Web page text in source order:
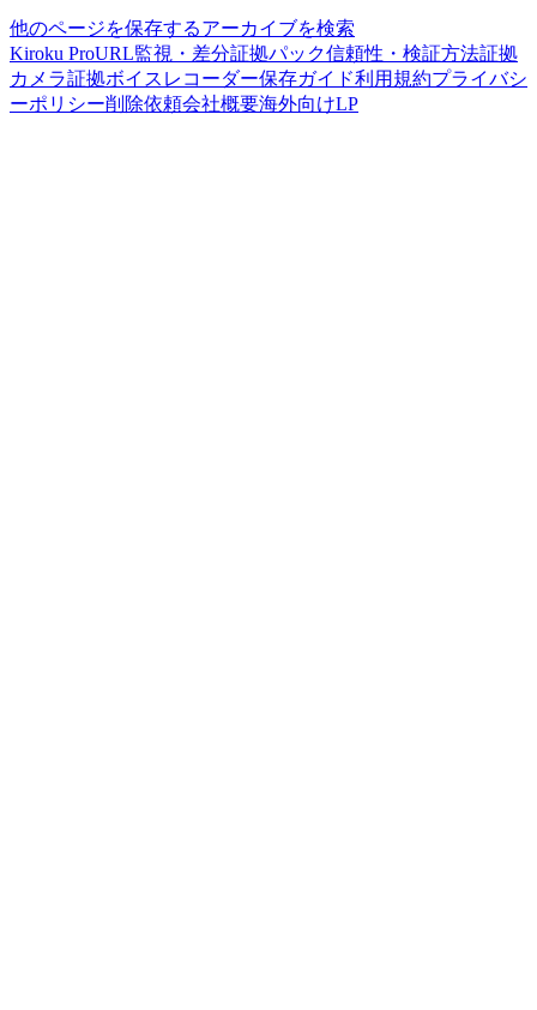
他のページを保存するアーカイブを検索
Kiroku ProURL監視・差分証拠パック信頼性・検証方法証拠
カメラ証拠ボイスレコーダー保存ガイド利用規約プライバシ
ーポリシー削除依頼会社概要海外向けLP